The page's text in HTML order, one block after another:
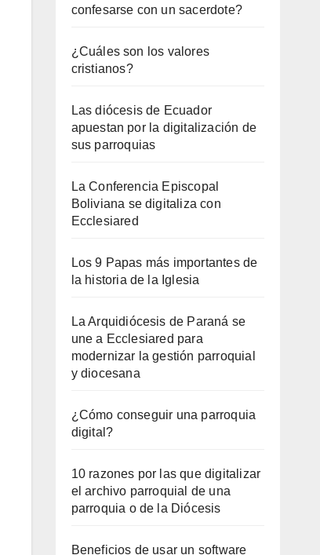
confesarse con un sacerdote?
¿Cuáles son los valores
cristianos?
Las diócesis de Ecuador
apuestan por la digitalización de
sus parroquias
La Conferencia Episcopal
Boliviana se digitaliza con
Ecclesiared
Los 9 Papas más importantes de
la historia de la Iglesia
La Arquidiócesis de Paraná se
une a Ecclesiared para
modernizar la gestión parroquial
y diocesana
¿Cómo conseguir una parroquia
digital?
10 razones por las que digitalizar
el archivo parroquial de una
parroquia o de la Diócesis
Beneficios de usar un software